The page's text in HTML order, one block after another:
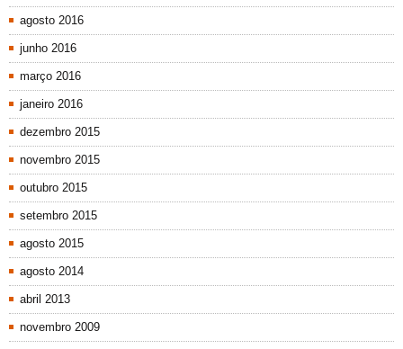
agosto 2016
junho 2016
março 2016
janeiro 2016
dezembro 2015
novembro 2015
outubro 2015
setembro 2015
agosto 2015
agosto 2014
abril 2013
novembro 2009